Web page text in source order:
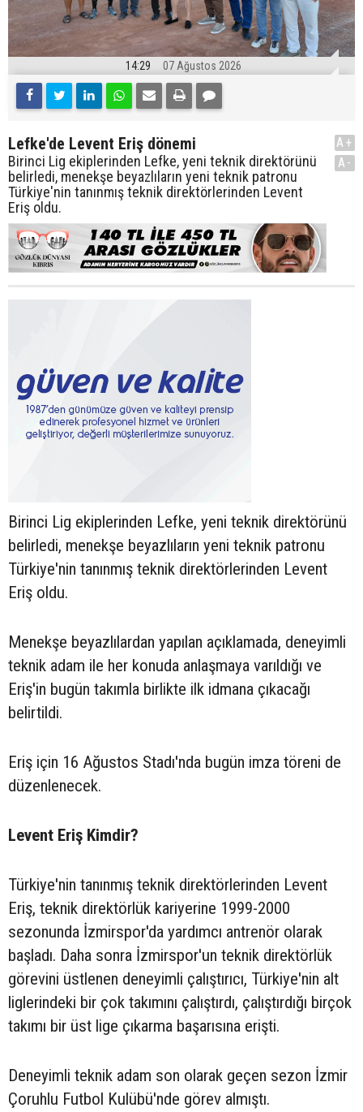
14:29 07 Ağustos 2026
Lefke'de Levent Eriş dönemi
Birinci Lig ekiplerinden Lefke, yeni teknik direktörünü
belirledi, menekşe beyazlıların yeni teknik patronu
Türkiye'nin tanınmış teknik direktörlerinden Levent
Eriş oldu.
A+
A-
Birinci Lig ekiplerinden Lefke, yeni teknik direktörünü
belirledi, menekşe beyazlıların yeni teknik patronu
Türkiye'nin tanınmış teknik direktörlerinden Levent
Eriş oldu.
Menekşe beyazlılardan yapılan açıklamada, deneyimli
teknik adam ile her konuda anlaşmaya varıldığı ve
Eriş'in bugün takımla birlikte ilk idmana çıkacağı
belirtildi.
Eriş için 16 Ağustos Stadı'nda bugün imza töreni de
düzenlenecek.
Levent Eriş Kimdir?
Türkiye'nin tanınmış teknik direktörlerinden Levent
Eriş, teknik direktörlük kariyerine 1999-2000
sezonunda İzmirspor'da yardımcı antrenör olarak
başladı. Daha sonra İzmirspor'un teknik direktörlük
görevini üstlenen deneyimli çalıştırıcı, Türkiye'nin alt
liglerindeki bir çok takımını çalıştırdı, çalıştırdığı birçok
takımı bir üst lige çıkarma başarısına erişti.
Deneyimli teknik adam son olarak geçen sezon İzmir
Çoruhlu Futbol Kulübü'nde görev almıştı.